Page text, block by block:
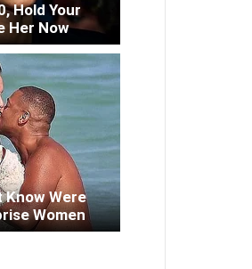
Hold Your
Her Now
Know Were
Women